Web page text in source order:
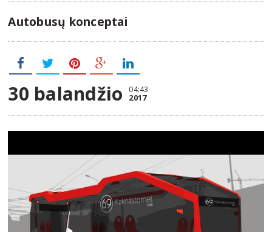
Autobusų konceptai
30 balandžio 04:43
2017